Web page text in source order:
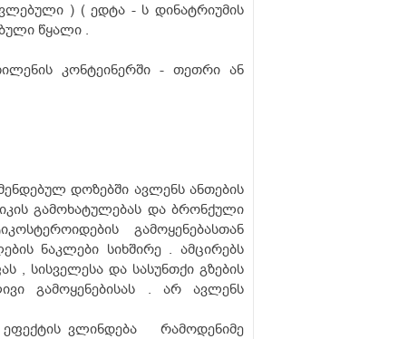
) ( ედტა - ს დინატრიუმის
წყალი .
კონტეინერში - თეთრი ან
დოზებში ავლენს ანთების
გამოხატულებას და ბრონქული
გამოყენებასთან
ნაკლები სიხშირე . ამცირებს
, სისველესა და სასუნთქი გზების
გამოყენებისას . არ ავლენს
ეფექტის ვლინდება რამოდენიმე